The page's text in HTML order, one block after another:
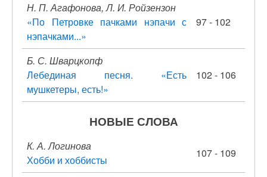
Н. П. Агафонова, Л. И. Ройзензон
«По Петровке пачками нэпачи с
нэпачками...»
97 - 102
Б. С. Шварцкопф
Лебединая песня. «Есть
мушкетеры, есть!»
102 - 106
НОВЫЕ СЛОВА
К. А. Логинова
Хобби и хоббисты
107 - 109